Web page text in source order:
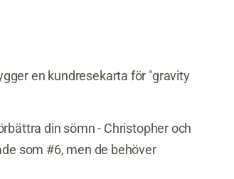
en kundresekarta för "gravity
din sömn - Christopher och
som #6, men de behöver